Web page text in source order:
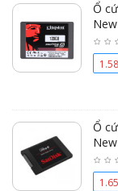
Ổ
Ổ